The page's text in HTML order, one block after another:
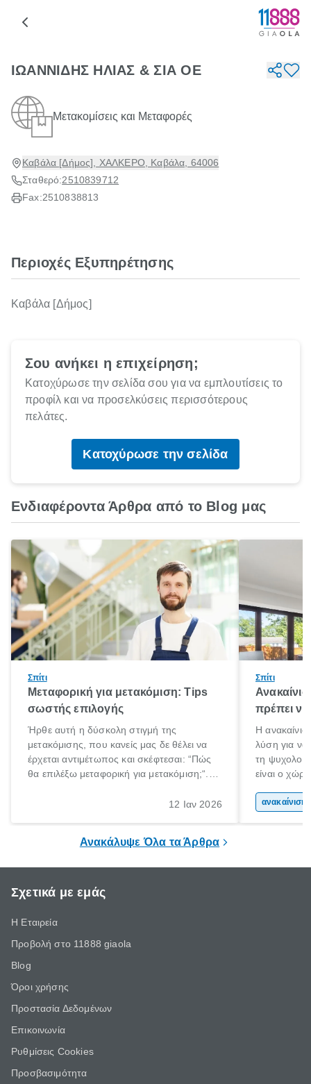
ΙΩΑΝΝΙΔΗΣ ΗΛΙΑΣ & ΣΙΑ ΟΕ
Μετακομίσεις και Μεταφορές
Καβάλα [Δήμος], ΧΑΛΚΕΡΟ, Καβάλα, 64006
Σταθερό:2510839712
Fax:2510838813
Περιοχές Εξυπηρέτησης
Καβάλα [Δήμος]
Σου ανήκει η επιχείρηση;
Κατοχύρωσε την σελίδα σου για να εμπλουτίσεις το
προφίλ και να προσελκύσεις περισσότερους
πελάτες.
Κατοχύρωσε την σελίδα
Ενδιαφέροντα Άρθρα από το Blog μας
Σπίτι
Μεταφορική για μετακόμιση: Tips
σωστής επιλογής
Ήρθε αυτή η δύσκολη στιγμή της
μετακόμισης, που κανείς μας δε θέλει να
έρχεται αντιμέτωπος και σκέφτεσαι: “Πώς
θα επιλέξω μεταφορική για μετακόμιση;“.
ξεκινάς τις απαραίτητες ετοιμασίες,12 Ιαν 2026
Σπίτι
πρέπει να
Η
λύση για να
τη
είναι ο
Επομένως,
Ανακάλυψε Όλα τα Άρθρα
Σχετικά με εμάς
Η Εταιρεία
Προβολή στο 11888 giaola
Blog
Όροι χρήσης
Προστασία Δεδομένων
Επικοινωνία
Ρυθμίσεις Cookies
Προσβασιμότητα